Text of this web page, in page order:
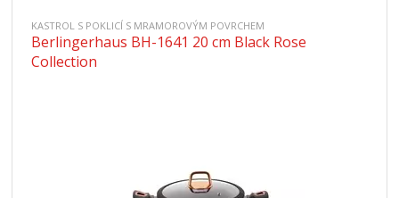
KASTROL S POKLICÍ S MRAMOROVÝM POVRCHEM
Berlingerhaus BH-1641 20 cm Black Rose
Collection